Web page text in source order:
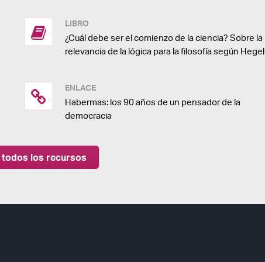
LIBRO
¿Cuál debe ser el comienzo de la ciencia? Sobre la
relevancia de la lógica para la filosofía según Hegel
ENLACE
Habermas: los 90 años de un pensador de la
democracia
todos los recursos